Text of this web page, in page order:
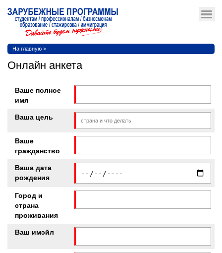
На главную >
Онлайн анкета
Ваше полное
имя
Ваша цель
Ваше
гражданство
Ваша дата
рождения
Город и
страна
проживания
Ваш имэйл